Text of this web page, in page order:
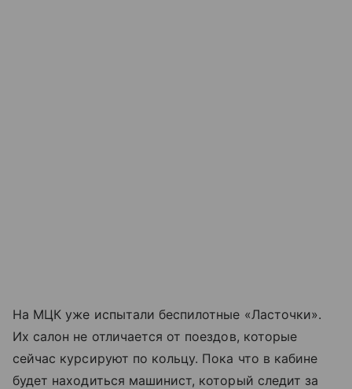
На МЦК уже испытали беспилотные «Ласточки».
Их салон не отличается от поездов, которые
сейчас курсируют по кольцу. Пока что в кабине
будет находиться машинист, который следит за